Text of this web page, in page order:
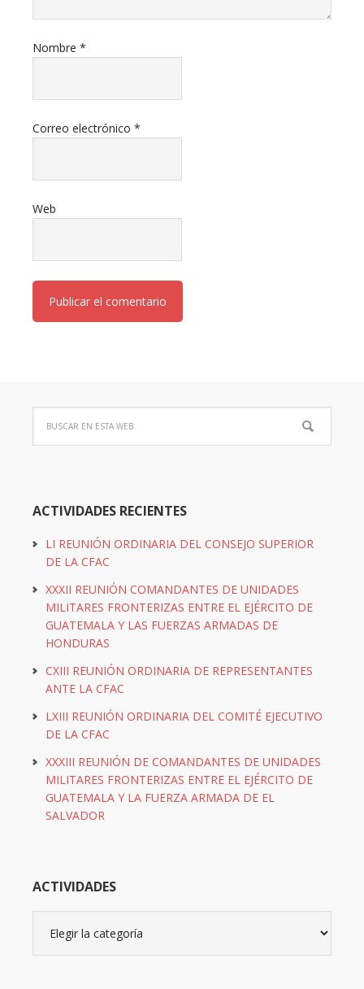
Nombre *
Correo electrónico *
Web
ACTIVIDADES RECIENTES
LI REUNIÓN ORDINARIA DEL CONSEJO SUPERIOR
DE LA CFAC
XXXII REUNIÓN COMANDANTES DE UNIDADES
MILITARES FRONTERIZAS ENTRE EL EJÉRCITO DE
GUATEMALA Y LAS FUERZAS ARMADAS DE
HONDURAS
CXIII REUNIÓN ORDINARIA DE REPRESENTANTES
ANTE LA CFAC
LXIII REUNIÓN ORDINARIA DEL COMITÉ EJECUTIVO
DE LA CFAC
XXXIII REUNIÓN DE COMANDANTES DE UNIDADES
MILITARES FRONTERIZAS ENTRE EL EJÉRCITO DE
GUATEMALA Y LA FUERZA ARMADA DE EL
SALVADOR
ACTIVIDADES